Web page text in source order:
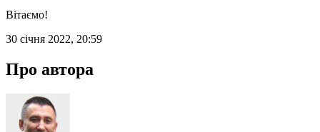
Вітаємо!
30 січня 2022, 20:59
Про автора